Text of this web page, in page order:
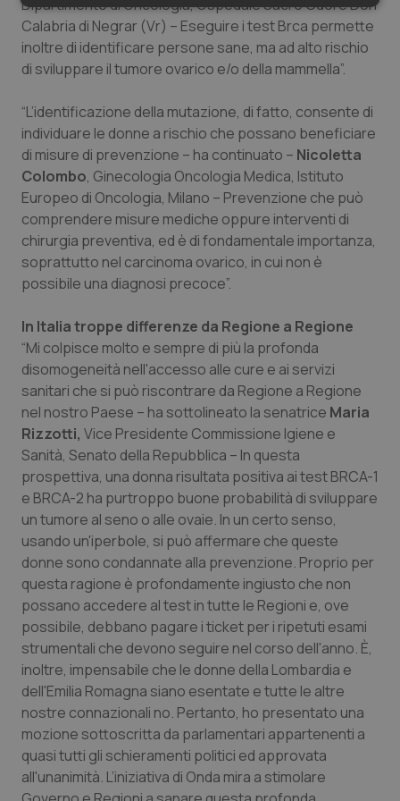
Dipartimento di Oncologia, Ospedale Sacro Cuore Don
Calabria di Negrar (Vr) – Eseguire i test Brca permette
inoltre di identificare persone sane, ma ad alto rischio
di sviluppare il tumore ovarico e/o della mammella”.
“L’identificazione della mutazione, di fatto, consente di
individuare le donne a rischio che possano beneficiare
di misure di prevenzione – ha continuato – Nicoletta
Colombo, Ginecologia Oncologia Medica, Istituto
Europeo di Oncologia, Milano – Prevenzione che può
comprendere misure mediche oppure interventi di
chirurgia preventiva, ed è di fondamentale importanza,
soprattutto nel carcinoma ovarico, in cui non è
possibile una diagnosi precoce”.
In Italia troppe differenze da Regione a Regione
“Mi colpisce molto e sempre di più la profonda
disomogeneità nell'accesso alle cure e ai servizi
sanitari che si può riscontrare da Regione a Regione
nel nostro Paese – ha sottolineato la senatrice Maria
Rizzotti, Vice Presidente Commissione Igiene e
Sanità, Senato della Repubblica – In questa
prospettiva, una donna risultata positiva ai test BRCA-1
e BRCA-2 ha purtroppo buone probabilità di sviluppare
un tumore al seno o alle ovaie. In un certo senso,
usando un'iperbole, si può affermare che queste
donne sono condannate alla prevenzione. Proprio per
questa ragione è profondamente ingiusto che non
possano accedere al test in tutte le Regioni e, ove
possibile, debbano pagare i ticket per i ripetuti esami
strumentali che devono seguire nel corso dell'anno. È,
inoltre, impensabile che le donne della Lombardia e
dell'Emilia Romagna siano esentate e tutte le altre
nostre connazionali no. Pertanto, ho presentato una
mozione sottoscritta da parlamentari appartenenti a
quasi tutti gli schieramenti politici ed approvata
all'unanimità. L’iniziativa di Onda mira a stimolare
Necessari Statistici Marketing
Necessari Statistici Marketing
I cookie necessari contribuiscono a rendere fruibile il
sito web abilitandone funzionalità di base quali la
navigazione sulle pagine e l'accesso alle aree
protette del sito. Il sito web non è in grado di
funzionare correttamente senza questi cookie.
Dominio
VISITOR_PRIVACY_METADATA
CookieScriptConsent
CookieScript
www.quotidianosanita.it
5
tracking-sites-ironfish-
www.quotidianosanita.it